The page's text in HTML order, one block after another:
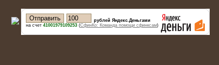
рублей Яндекс.Деньгами
на счет 41001979109253 (СфинКо: Команда помощи сфинксам)